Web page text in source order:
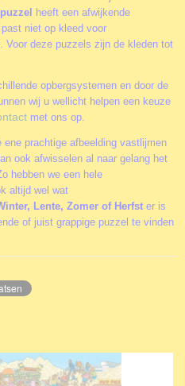
heeft een afwijkende
niet op kleed voor
Voor deze puzzels zijn de kleden tot
opbergsystemen en door de
wij u wellicht helpen een keuze
met ons op.
ene prachtige afbeelding vastlijmen
ook afwisselen al naar gelang het
hebben we een hele
altijd wel wat
Lente, Zomer of Herfst er is
of juist grappige puzzel te vinden